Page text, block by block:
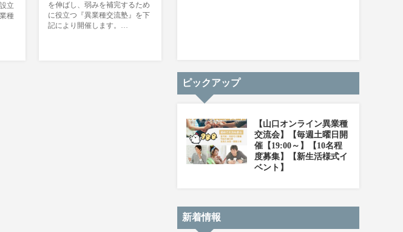
立
種
を伸ばし、弱みを補完するため
に役立つ『異業種交流塾』を下
記により開催します。…
ピックアップ
【山口オンライン異業種
交流会】【毎週土曜日開
催【19:00～】【10名程
度募集】【新生活様式イ
ベント】
新着情報